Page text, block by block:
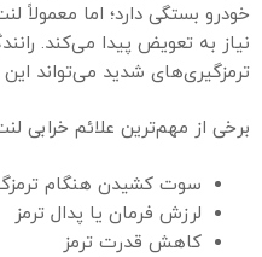
نیاز به تعویض پیدا می‌کند.
ترمزگیری‌های شدید می‌تواند این
برخی از مهم‌ترین علائم خرابی
سوت کشیدن هنگام
لرزش فرمان یا پدال ترمز
کاهش قدرت ترمز